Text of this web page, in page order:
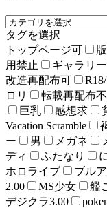
タグを選択
トップページ可
用禁止
ギャラリ
改造再配布可
ロリ
転載再配布
巨乳
感想求
Vacation Scramble
ー
男 メガネ
ディ
ふたなり
ホロライブ
ブル
2.00
MS少女 艦
デジクラ3.00